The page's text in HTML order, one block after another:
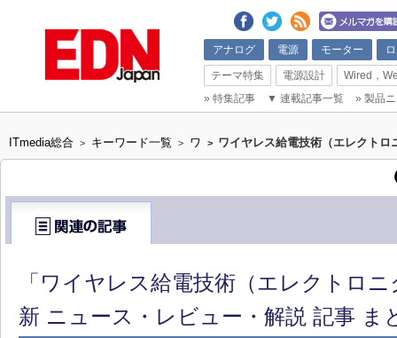
アナログ 電源 モーター
テーマ特集 電源設計
Wired，
» 特集記事 ▼ 連載記事一覧 » 製品
ITmedia総合 > キーワード一覧 > ワ > ワイヤレス給電技術（エレクトロ
「ワイヤレス給電技術（エレクトロ
新 ニュース・レビュー・解説 記事 ま